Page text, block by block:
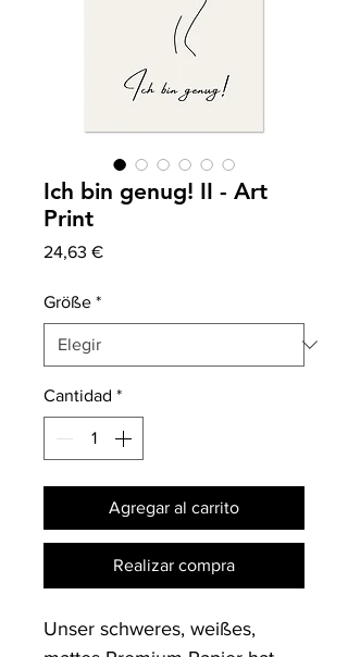
Ich bin genug! II - Art
Print
24,63 €Precio
Größe *
Cantidad *
Agregar al carrito
Realizar compra
Unser schweres, weißes,